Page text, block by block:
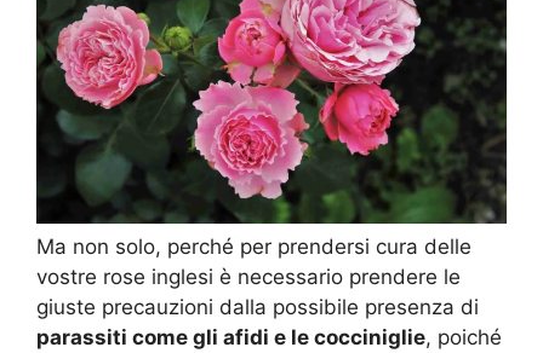
Ma non solo, perché per prendersi cura delle
vostre rose inglesi è necessario prendere le
giuste precauzioni dalla possibile presenza di
parassiti come gli afidi e le cocciniglie, poiché